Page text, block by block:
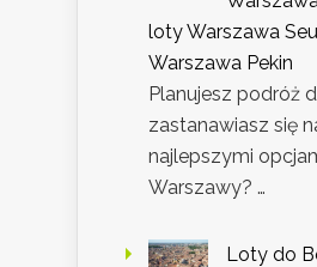
loty Warszawa
Warszawa Pekin
Planujesz podróż
zastanawiasz się
najlepszymi
Warszawy? …
Loty do